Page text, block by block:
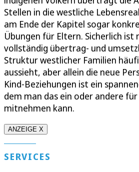
Stellen in die westliche
am Ende der Kapitel sogar
Übungen für Eltern. Sicherlich ist
vollständig übertrag- und
Struktur westlicher Familien
aussieht, aber allein die neue
Kind-Beziehungen ist ein
dem man das ein oder andere
mitnehmen kann.
ANZEIGE X
SERVICES